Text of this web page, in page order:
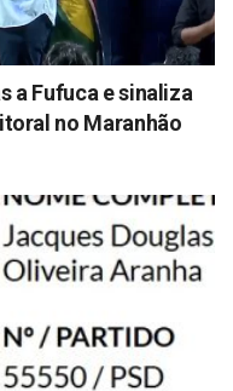
a Fufuca e sinaliza
no Maranhão